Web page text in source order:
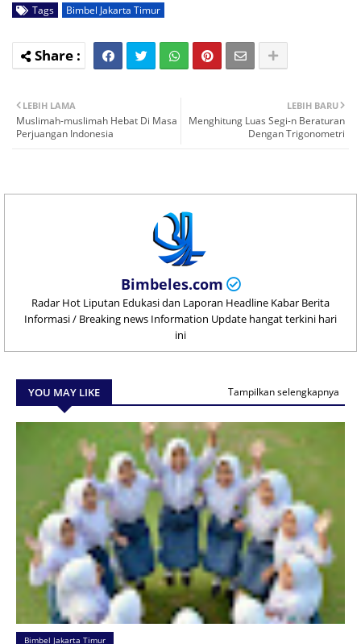
Tags Bimbel Jakarta Timur
LEBIH BARU
Menghitung Luas Segi-n Beraturan
Dengan Trigonometri
LEBIH LAMA
Muslimah-muslimah Hebat Di Masa
Perjuangan Indonesia
Bimbeles.com
Radar Hot Liputan Edukasi dan Laporan Headline Kabar Berita
Informasi / Breaking news Information Update hangat terkini hari
ini
YOU MAY LIKE Tampilkan selengkapnya
Bimbel Jakarta Timur